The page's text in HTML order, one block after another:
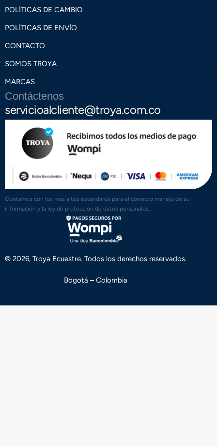
POLÍTICAS DE CAMBIO
POLÍTICAS DE ENVÍO
CONTACTO
SOMOS TROYA
MARCAS
Contáctenos
servicioalcliente@troya.com.co
Contamos con los mas altos estándares para el correcto manejo de su
información y la ley de protección de datos personales.
© 2026, Troya Ecuestre. Todos los derechos reservados.
Bogotá – Colombia